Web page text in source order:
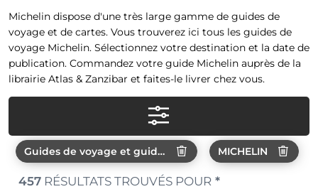
Michelin dispose d'une très large gamme de guides de
voyage et de cartes. Vous trouverez ici tous les guides de
voyage Michelin. Sélectionnez votre destination et la date de
publication. Commandez votre guide Michelin auprès de la
librairie Atlas & Zanzibar et faites-le livrer chez vous.
Guides de voyage et guides touristiques MICHELIN
457RÉSULTATS TROUVÉS POUR*